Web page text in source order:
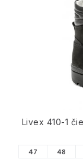
Livex 410-1
47 48